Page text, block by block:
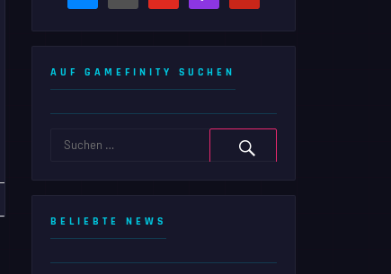
square
AUF GAMEFINITY SUCHEN
BELIEBTE NEWS